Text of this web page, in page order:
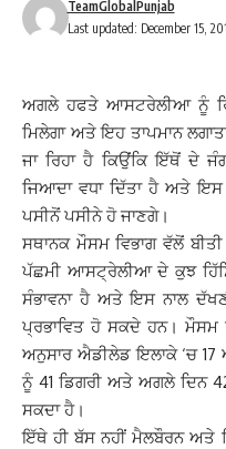
Last updated: December 15,
TeamGlobalPunjab
ਅਗਲੇ ਹਫਤੇ ਆਸਟਰੇਲੀਆ ਨੂੰ
ਮਿਲੇਗਾ ਅਤੇ ਇਹ ਤਾਪਮਾਨ
ਜਾ ਰਿਹਾ ਹੈ ਕਿਉਂਕਿ ਇੱਥੋਂ ਦੇ
ਜਿਆਦਾ ਵਧਾ ਦਿੱਤਾ ਹੈ ਅਤੇ
ਪਸੀਨੋਂ ਪਸੀਨੇ ਹੋ ਜਾਣਗੇ।
ਸਥਾਨਕ ਮੌਸਮ ਵਿਭਾਗ ਵੱਲੋਂ
ਪੱਛਮੀ ਆਸਟ੍ਰੇਲੀਆ ਦੇ ਕੁਝ
ਸੰਭਾਵਨਾ ਹੈ ਅਤੇ ਇਸ ਨਾਲ
ਪ੍ਰਭਾਵਿਤ ਹੋ ਸਕਦੇ ਹਨ। ਮੌਸਮ
ਅਨੁਸਾਰ ਐਡੀਲੇਡ ਇਲਾਕੇ ‘ਚ 17
ਨੂੰ 41 ਡਿਗਰੀ ਅਤੇ ਅਗਲੇ ਦਿਨ
ਸਕਦਾ ਹੈ।
ਇੱਥੇ ਹੀ ਬੱਸ ਨਹੀਂ ਮੈਲਬੌਰਨ ਅਤੇ